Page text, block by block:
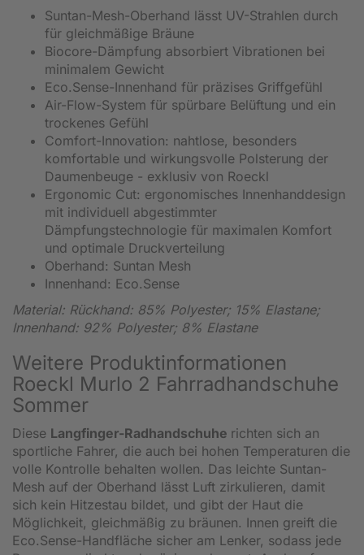
Suntan-Mesh-Oberhand lässt UV-Strahlen durch
für gleichmäßige Bräune
Biocore-Dämpfung absorbiert Vibrationen bei
minimalem Gewicht
Eco.Sense-Innenhand für präzises Griffgefühl
Air-Flow-System für spürbare Belüftung und ein
trockenes Gefühl
Comfort-Innovation: nahtlose, besonders
komfortable und wirkungsvolle Polsterung der
Daumenbeuge - exklusiv von Roeckl
Ergonomic Cut: ergonomisches Innenhanddesign
mit individuell abgestimmter
Dämpfungstechnologie für maximalen Komfort
und optimale Druckverteilung
Oberhand: Suntan Mesh
Innenhand: Eco.Sense
Material: Rückhand: 85% Polyester; 15% Elastane;
Innenhand: 92% Polyester; 8% Elastane
Weitere Produktinformationen
Roeckl Murlo 2 Fahrradhandschuhe
Sommer
Diese Langfinger-Radhandschuhe richten sich an
sportliche Fahrer, die auch bei hohen Temperaturen die
volle Kontrolle behalten wollen. Das leichte Suntan-
Mesh auf der Oberhand lässt Luft zirkulieren, damit
sich kein Hitzestau bildet, und gibt der Haut die
Möglichkeit, gleichmäßig zu bräunen. Innen greift die
Eco.Sense-Handfläche sicher am Lenker, sodass jede